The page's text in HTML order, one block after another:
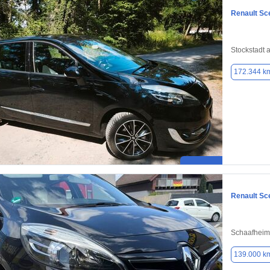
Renault
Stockstadt
172.344
Renault
139.000